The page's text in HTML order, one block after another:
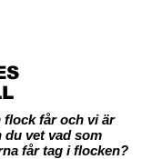
flock får och vi är
du vet vad som
får tag i flocken?